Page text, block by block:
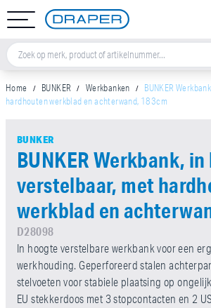
Home BUNKER Werkbanken
BUNKER
hardhouten werkblad en achterwand, 183cm
BUNKER
BUNKER Werkbank,
verstelbaar, met
werkblad en
D28098
In hoogte verstelbare werkbank voor een
werkhouding. Geperforeerd stalen
stelvoeten voor stabiele plaatsing op
EU stekkerdoos met 3 stopcontacten en 2